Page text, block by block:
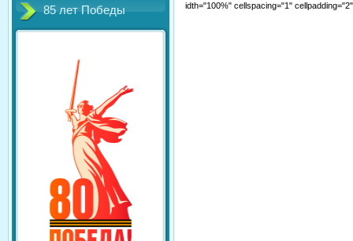
85 лет Победы idth="100%" cellspacing="1"